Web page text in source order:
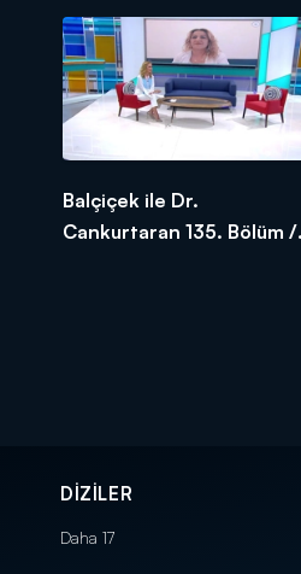
Balçiçek ile Dr.
Cankurtaran 135. Bölüm /
DİZİLER
Daha 17